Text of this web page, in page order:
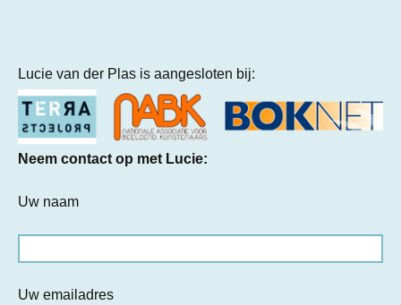
Lucie van der Plas is aangesloten bij:
Neem contact op met Lucie:
Uw naam
Uw emailadres